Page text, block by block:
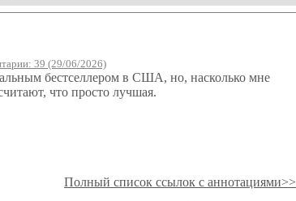
39 (29/06/2026)
бестселлером в США, но, насколько мне
что просто лучшая.
Полный список ссылок с аннотациями>>